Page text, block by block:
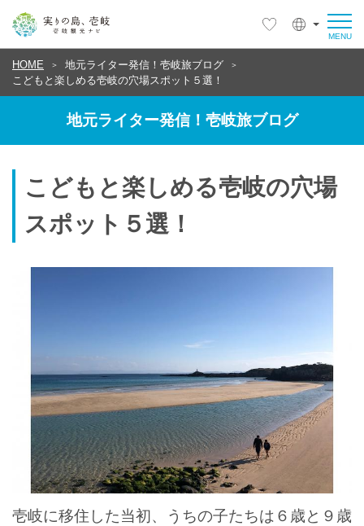
HOME
地元ライター発信！壱岐旅ブログ
こどもと楽しめる壱岐の穴場スポット５選！
地元ライター発信！壱岐旅ブログ
こどもと楽しめる壱岐の穴場
スポット５選！
壱岐に移住した当初、うちの子たちは６歳と９歳